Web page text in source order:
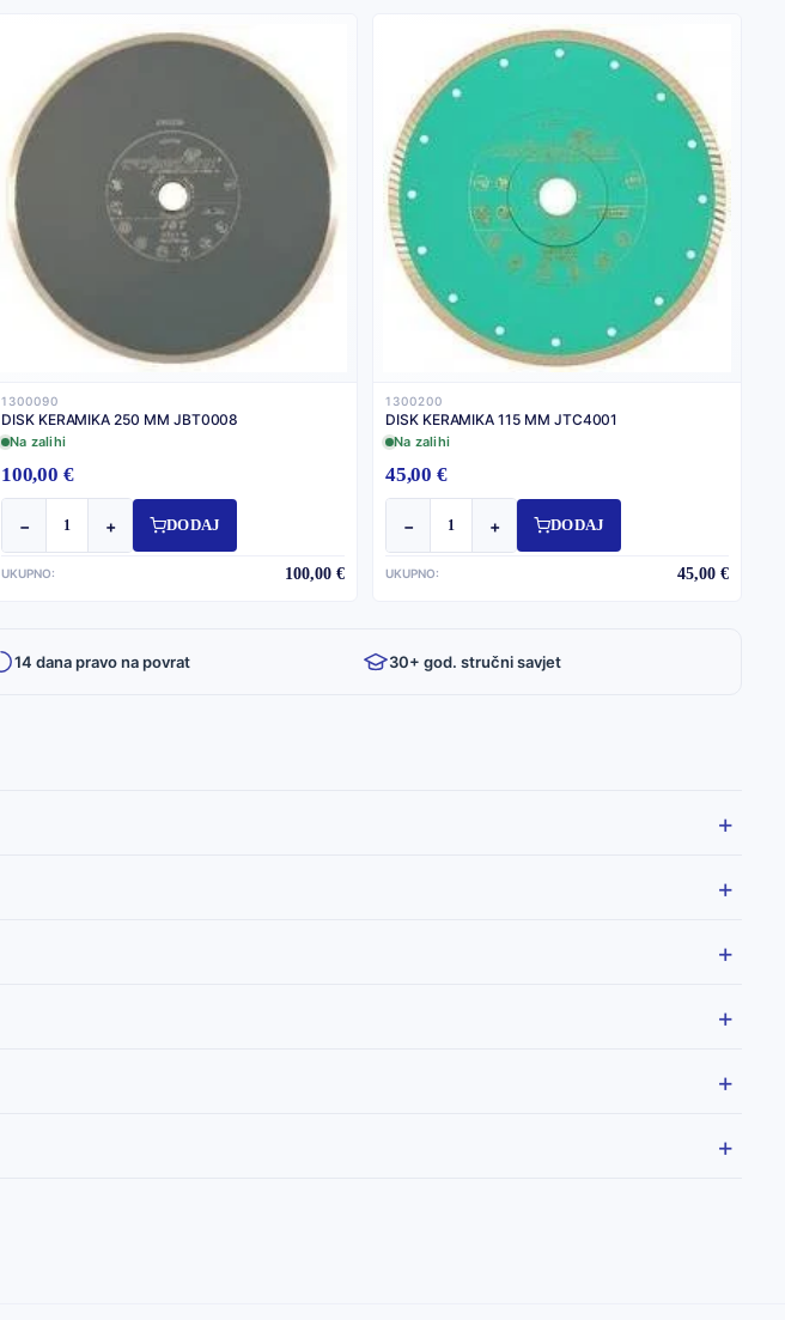
1300090
DISK KERAMIKA 250 MM JBT0008
Na zalihi
100,00 €
− + DODAJ
UKUPNO: 100,00 €
1300200
DISK KERAMIKA 115 MM JTC4001
Na zalihi
45,00 €
− + DODAJ
UKUPNO: 45,00 €
14 dana pravo na povrat 30+ god. stručni savjet